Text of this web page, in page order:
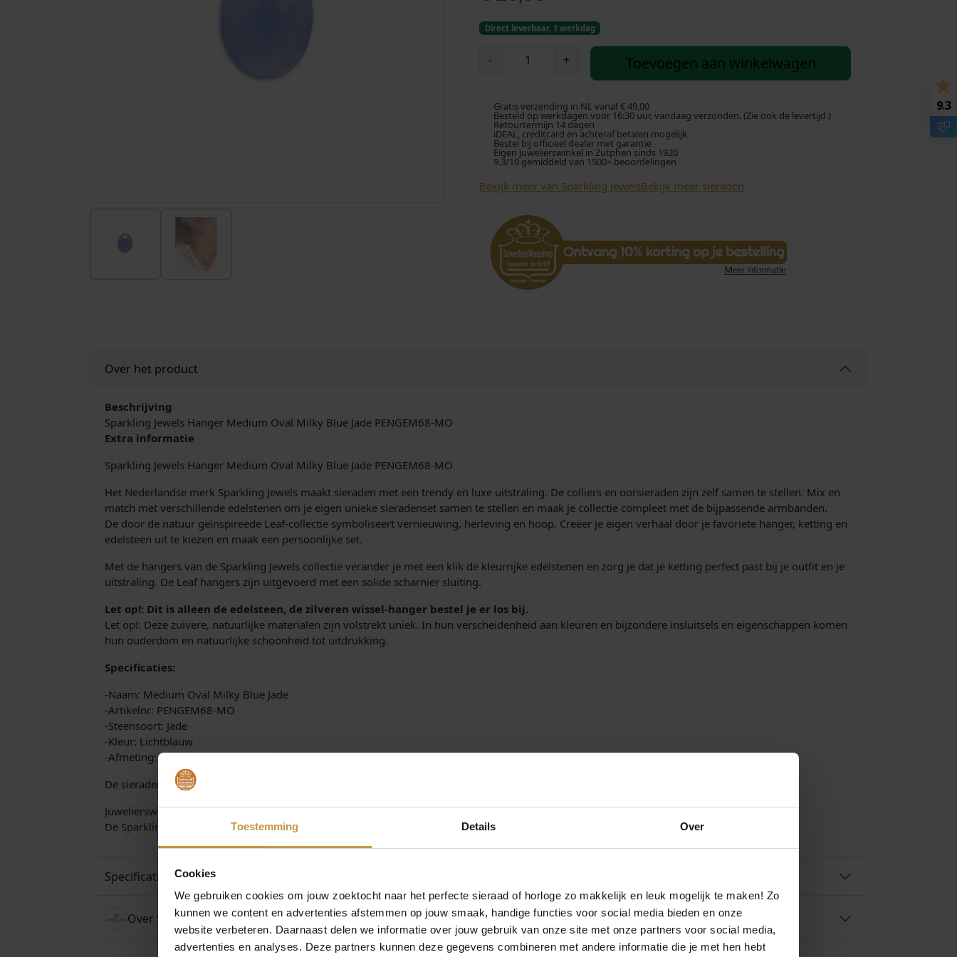
Toestemming Details Over
Cookies
We gebruiken cookies om jouw zoektocht naar het perfecte sieraad of horloge zo makkelijk en leuk mogelijk te maken! Zo
kunnen we content en advertenties afstemmen op jouw smaak, handige functies voor social media bieden en onze
website verbeteren. Daarnaast delen we informatie over jouw gebruik van onze site met onze partners voor social media,
advertenties en analyses. Deze partners kunnen deze gegevens combineren met andere informatie die je met hen hebt
Direct leverbaar, 1 werkdag
-
J
v
a
l
k
B
l
E
M
8
O
a
a
n
+ Toevoegen aan winkelwagen
Gratis verzending in NL vanaf € 49,00
Besteld op werkdagen voor 16:30 uur, vandaag verzonden. (Zie ook de levertijd.)
Retourtermijn 14 dagen
iDEAL, creditcard en achteraf betalen mogelijk
Bestel bij officieel dealer met garantie
Eigen juwelierswinkel in Zutphen sinds 1920
9.3/10 gemiddeld van 1500+ beoordelingen
Bekijk meer van Sparkling JewelsBekijk meer sieraden
Over het product
Beschrijving
Sparkling Jewels Hanger Medium Oval Milky Blue Jade PENGEM68-MO
Extra informatie
Sparkling Jewels Hanger Medium Oval Milky Blue Jade PENGEM68-MO
Het Nederlandse merk Sparkling Jewels maakt sieraden met een trendy en luxe uitstraling. De colliers en oorsieraden zijn zelf samen te stellen. Mix en
match met verschillende edelstenen om je eigen unieke sieradenset samen te stellen en maak je collectie compleet met de bijpassende armbanden.
De door de natuur geïnspireede Leaf-collectie symboliseert vernieuwing, herleving en hoop. Creëer je eigen verhaal door je favoriete hanger, ketting en
edelsteen uit te kiezen en maak een persoonlijke set.
Met de hangers van de Sparkling Jewels collectie verander je met een klik de kleurrijke edelstenen en zorg je dat je ketting perfect past bij je outfit en je
uitstraling. De Leaf hangers zijn uitgevoerd met een solide scharnier sluiting.
Let op!: Dit is alleen de edelsteen, de zilveren wissel-hanger bestel je er los bij.
Let op!: Deze zuivere, natuurlijke materialen zijn volstrekt uniek. In hun verscheidenheid aan kleuren en bijzondere insluitsels en eigenschappen komen
hun ouderdom en natuurlijke schoonheid tot uitdrukking.
Specificaties:
-Naam: Medium Oval Milky Blue Jade
-Artikelnr: PENGEM68-MO
-Steensoort: Jade
-Kleur: Lichtblauw
-Afmeting: 15 mm bij 20 mm
De sieraden van Sparkling Jewels worden geleverd in de originele Sparkling Jewels verpakking.
Juwelierswebshop.nl is officieel dealer van Sparkling Jewels sieraden.
De Sparkling Jewels collectie wordt verzorgd door officieel dealer de Grijff Juweliers Zutphen.
Specificaties
Over Sparkling Jewels
9.3